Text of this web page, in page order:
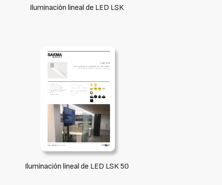
Iluminación lineal de LED LSK
Iluminación lineal de LED LSK 50